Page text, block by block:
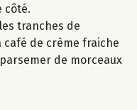
côté.
tranches de
café de crème fraiche
de morceaux